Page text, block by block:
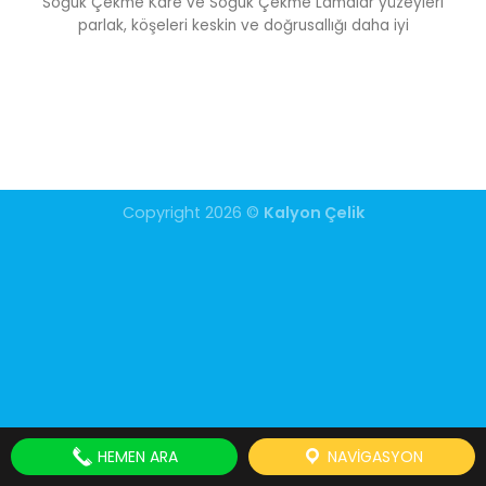
parlak, köşeleri keskin ve doğrusallığı daha iyi
Copyright 2026 © Kalyon Çelik
HEMEN ARA NAVIGASYON